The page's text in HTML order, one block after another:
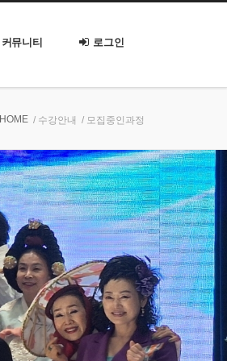
커뮤니티 로그인
HOME / 수강안내 / 모집중인과정